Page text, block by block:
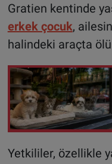
Gratien kentinde
erkek çocuk,
halindeki araçta
Yetkililer, özellikle